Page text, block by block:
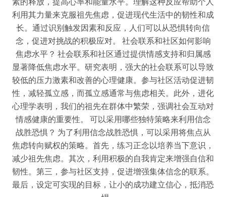
利用其力量来克服祖先焦虑，促进现代生活中的韧性和成
长。通过识别触发因素和反应，人们可以从恐惧转向信
念，促进对挑战的积极应对。 社会联系和社区如何影响
焦虑水平？ 社会联系和社区通过提供情感支持和归属感
显著降低焦虑水平。研究表明，强大的社会联系可以导致
较低的压力激素和改善的心理健康。参与社区活动促进韧
性，减轻孤立感，而孤立感通常与焦虑相关。此外，进化
心理学表明，我们的祖先在群体中繁荣，强调社会互动对
情感健康的重要性。 可以采用哪些独特策略来利用信念
战胜恐惧？ 为了利用信念战胜恐惧，可以采用将焦点从
焦虑转向赋权的策略。首先，练习正念以培养当下意识，
减少祖先焦虑。其次，利用积极的自我肯定来增强自信和
韧性。第三，参与社区支持，促进增强集体信念的联系。
最后，设定可实现的目标，让小的成功建立信心，抵消恐